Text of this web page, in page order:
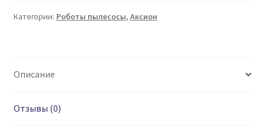
Категории: Роботы пылесосы, Аксион
Описание
Отзывы (0)